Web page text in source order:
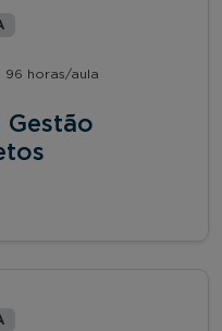
96 horas/aula
Gestão